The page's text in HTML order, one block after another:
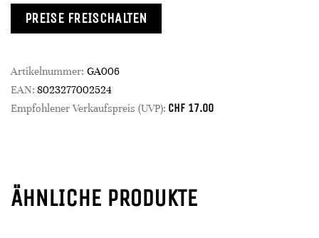
PREISE FREISCHALTEN
Artikelnummer: GA006
EAN: 8023277002524
Empfohlener Verkaufspreis (UVP): CHF 17.00
ÄHNLICHE PRODUKTE